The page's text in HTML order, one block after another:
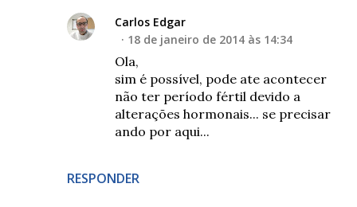
RESPONDER
Carlos Edgar
18 de janeiro de 2014 às 14:34
Ola,
sim é possível, pode ate acontecer
não ter período fértil devido a
alterações hormonais... se precisar
ando por aqui...